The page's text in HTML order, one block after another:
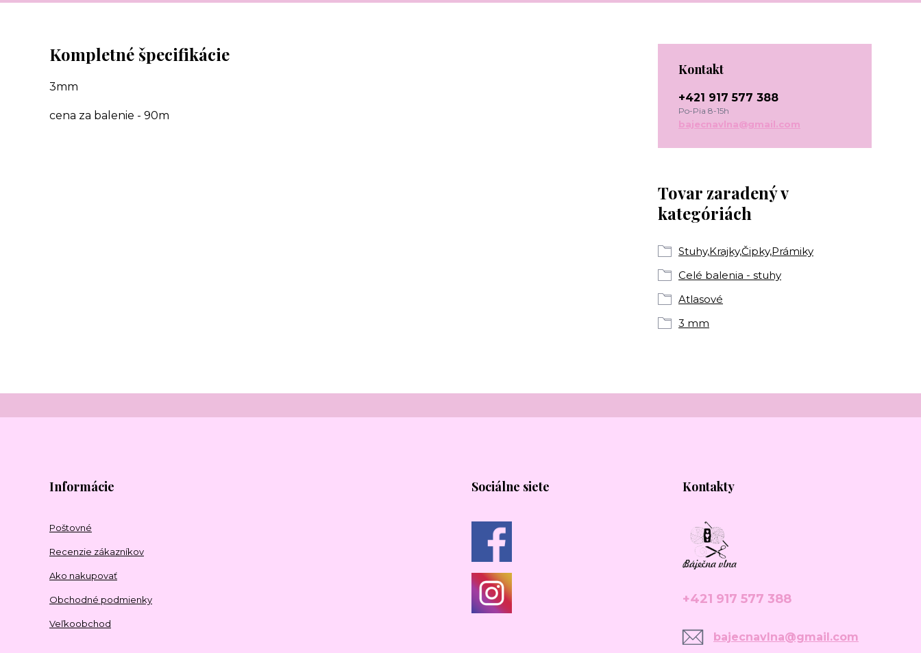
Kompletné špecifikácie
3mm
cena za balenie - 90m
Tovar zaradený v
kategóriách
Stuhy,Krajky,Čipky,Prámiky
Celé balenia - stuhy
Atlasové
3 mm
Kontakt
+421 917 577 388
Po-Pia 8-15h
bajecnavlna@gmail.com
Informácie
Poštovné
Recenzie zákazníkov
Ako nakupovať
Obchodné podmienky
Veľkoobchod
Sociálne siete Kontakty
+421 917 577 388
bajecnavlna@gmail.com